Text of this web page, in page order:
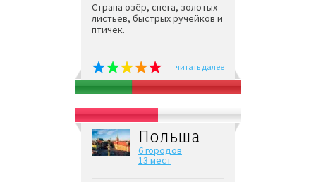
Страна озёр, снега, золотых
листьев, быстрых ручейков и
птичек.
читать далее
Польша
6 городов
13 мест